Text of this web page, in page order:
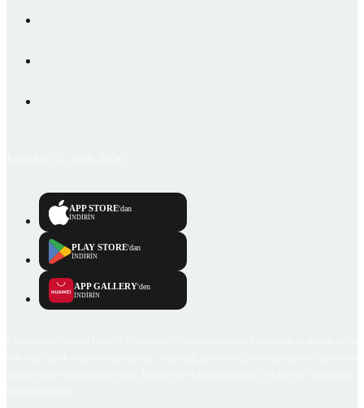
APP STORE'dan
İNDİRİN
PLAY STORE'dan
İNDİRİN
APP GALLERY'den
İNDİRİN